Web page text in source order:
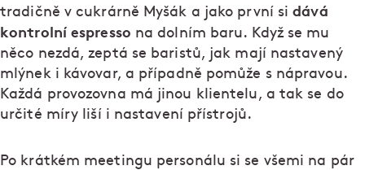
tradičně v cukrárně Myšák a jako první sidává
kontrolní espresso na dolním baru. Když se mu
něco nezdá, zeptá se baristů, jak mají nastavený
mlýnek i kávovar, a případně pomůže s nápravou.
Každá provozovna má jinou klientelu, a tak se do
určité míry liší i nastavení přístrojů.
Po krátkém meetingu personálu si se všemi na pár